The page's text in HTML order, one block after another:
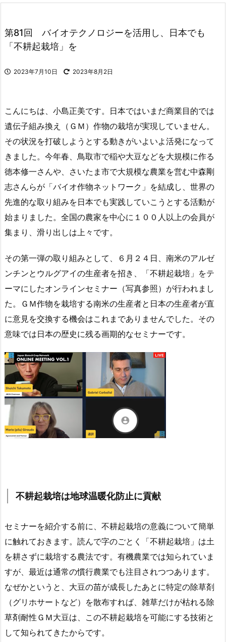
第81回 バイオテクノロジーを活用し、日本でも
「不耕起栽培」を
2023年7月10日 2023年8月2日
こんにちは、小島正美です。日本ではいまだ商業目的では
遺伝子組み換え（ＧＭ）作物の栽培が実現していません。
その状況を打破しようとする動きがいよいよ活発になって
きました。今年春、鳥取市で稲や大豆などを大規模に作る
徳本修一さんや、さいたま市で大規模な農業を営む中森剛
志さんらが「バイオ作物ネットワーク」を結成し、世界の
先進的な取り組みを日本でも実践していこうとする活動が
始まりました。全国の農家を中心に１００人以上の会員が
集まり、滑り出しは上々です。
その第一弾の取り組みとして、６月２４日、南米のアルゼ
ンチンとウルグアイの生産者を招き、「不耕起栽培」をテ
ーマにしたオンラインセミナー（写真参照）が行われまし
た。ＧＭ作物を栽培する南米の生産者と日本の生産者が直
に意見を交換する機会はこれまでありませんでした。その
意味では日本の歴史に残る画期的なセミナーです。
不耕起栽培は地球温暖化防止に貢献
セミナーを紹介する前に、不耕起栽培の意義について簡単
に触れておきます。読んで字のごとく「不耕起栽培」は土
を耕さずに栽培する農法です。有機農業では知られていま
すが、最近は通常の慣行農業でも注目されつつあります。
なぜかというと、大豆の苗が成長したあとに特定の除草剤
（グリホサートなど）を散布すれば、雑草だけが枯れる除
草剤耐性ＧＭ大豆は、この不耕起栽培を可能にする技術と
して知られてきたからです。